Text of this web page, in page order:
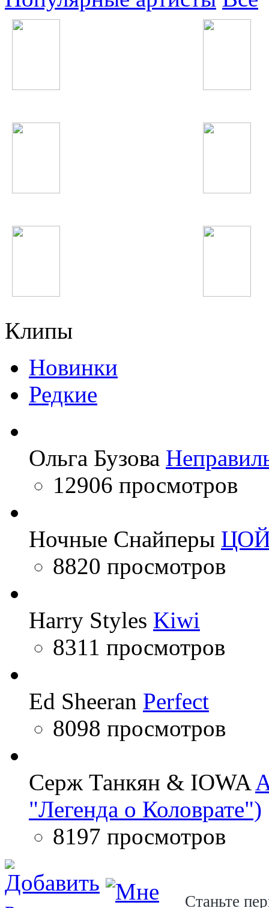
Клипы
Новинки
Редкие
Ольга Бузова
12906 просмотров
Ночные Снайперы
8820 просмотров
Harry Styles Kiwi
8311 просмотров
Ed Sheeran Perfect
8098 просмотров
Серж Танкян & IOWA
"Легенда о Коловрате")
8197 просмотров
Станьте